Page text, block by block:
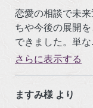
恋愛の相談で未
ちや今後の展開
できました。単な
さらに表示する
ますみ様 より